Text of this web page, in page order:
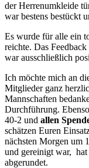
der Herrenumkleide
war bestens bestückt
Es wurde für alle ein
reichte. Das
war ausschließlich
Ich möchte mich an
Mitglieder ganz
Mannschaften
Durchführung.
40-2 und allen
schätzen Euren
nächsten Morgen um
und gereinigt war, hat
abgerundet.